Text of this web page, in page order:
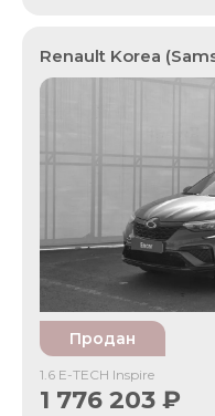
Renault Korea
Продан
1.6 E-TECH Inspire
1 776 203 ₽